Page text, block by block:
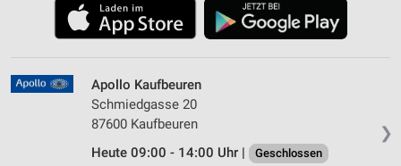
❯
Apollo Kaufbeuren
Schmiedgasse 20
87600 Kaufbeuren
Heute 09:00 - 14:00 Uhr |
Geschlossen